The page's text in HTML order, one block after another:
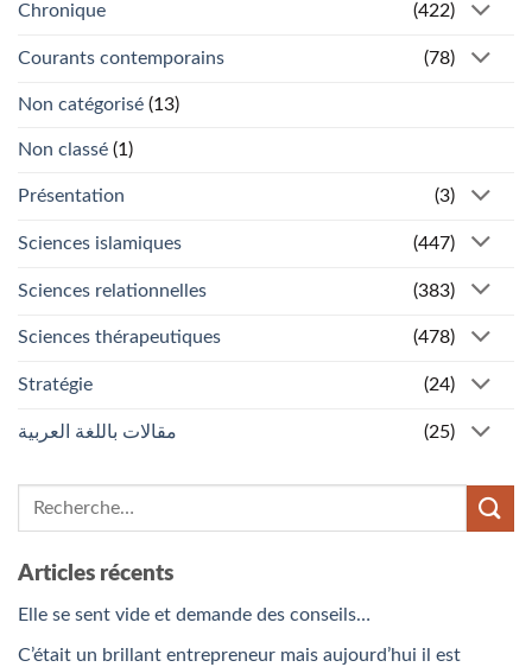
Chronique (422)
Courants contemporains (78)
Non catégorisé (13)
Non classé (1)
Présentation (3)
Sciences islamiques (447)
Sciences relationnelles (383)
Sciences thérapeutiques (478)
Stratégie (24)
مقالات باللغة العربية (25)
Articles récents
Elle se sent vide et demande des conseils…
C’était un brillant entrepreneur mais aujourd’hui il est